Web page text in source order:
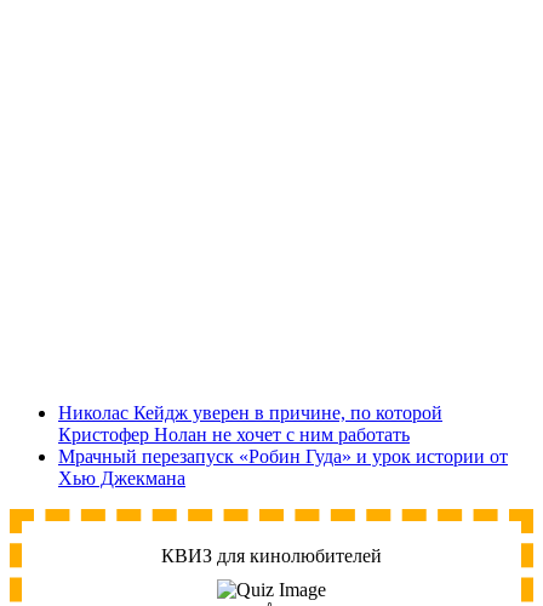
Николас Кейдж уверен в причине, по которой
Кристофер Нолан не хочет с ним работать
Мрачный перезапуск «Робин Гуда» и урок истории от
Хью Джекмана
КВИЗ для кинолюбителей